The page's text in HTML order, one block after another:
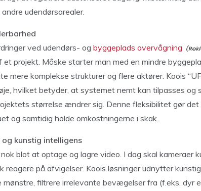
udendørsarealer.
ved udendørs- og byggeplads overvågning
et projekt. Måske starter man med en mindre
mere komplekse strukturer og flere aktører. Koois
hvilket betyder, at systemet nemt kan tilpasses og
størrelse ændrer sig. Denne fleksibilitet gør det
og samtidig holde omkostningerne i skak.
kunstig intelligens
blot at optage og lagre video. I dag skal kameraer
reagere på afvigelser. Koois løsninger udnytter
filtrere irrelevante bevægelser fra (f.eks. dyr